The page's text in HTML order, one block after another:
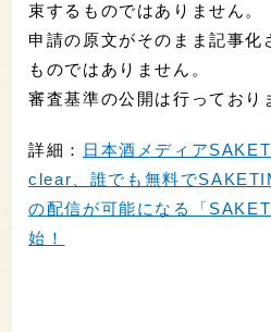
束するものではありません。
申請の原文がそのまま記事化
ものではありません。
審査基準の公開は行っており
詳細：
日本酒メディア
clear、誰でも無料で
の配信が可能になる「
始！